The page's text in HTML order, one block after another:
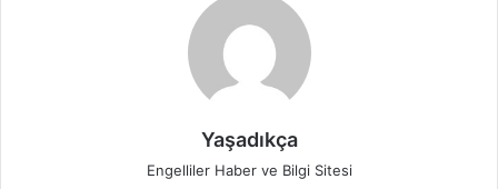
Yaşadıkça
Engelliler Haber ve Bilgi Sitesi